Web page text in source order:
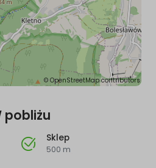
© OpenStreetMapcontributors
pobliżu
Sklep
500 m